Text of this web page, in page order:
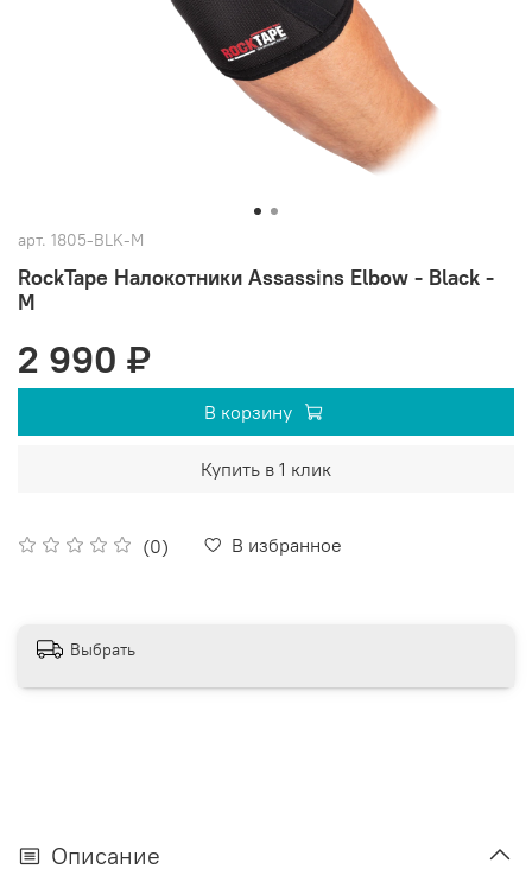
арт. 1805-BLK-M
RockTape Налокотники Assassins Elbow - Black -
M
(0) В избранное
2 990 ₽
В корзину
Купить в 1 клик
Выбрать
Описание